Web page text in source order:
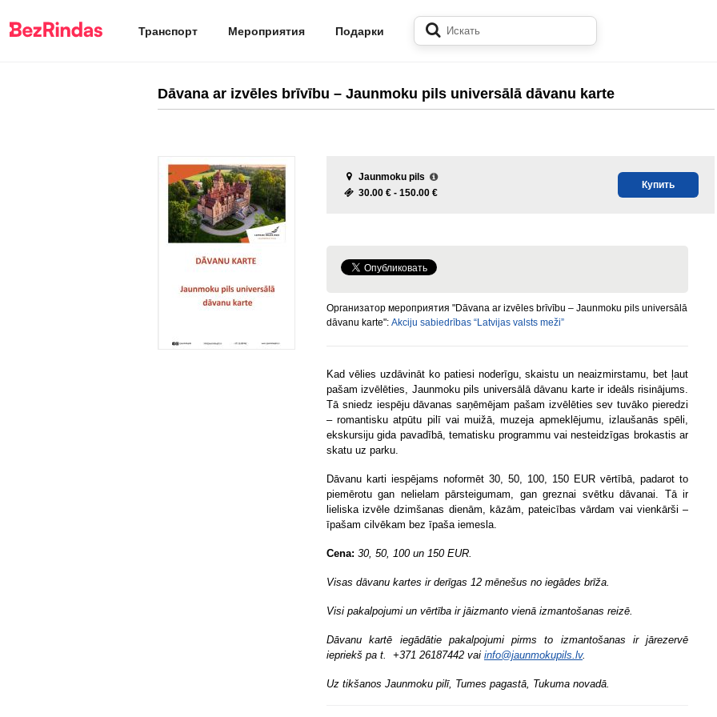
Транспорт Мероприятия Подарки
Dāvana ar izvēles brīvību – Jaunmoku pils universālā dāvanu karte
Jaunmoku pils
30.00 € - 150.00 €
Купить
Организатор мероприятия "Dāvana ar izvēles brīvību – Jaunmoku pils universālā
dāvanu karte": Akciju sabiedrības “Latvijas valsts meži”
Kad vēlies uzdāvināt ko patiesi noderīgu, skaistu un neaizmirstamu, bet ļaut
pašam izvēlēties, Jaunmoku pils universālā dāvanu karte ir ideāls risinājums.
Tā sniedz iespēju dāvanas saņēmējam pašam izvēlēties sev tuvāko pieredzi
– romantisku atpūtu pilī vai muižā, muzeja apmeklējumu, izlaušanās spēli,
ekskursiju gida pavadībā, tematisku programmu vai nesteidzīgas brokastis ar
skatu uz parku.
Dāvanu karti iespējams noformēt 30, 50, 100, 150 EUR vērtībā, padarot to
piemērotu gan nelielam pārsteigumam, gan greznai svētku dāvanai. Tā ir
lieliska izvēle dzimšanas dienām, kāzām, pateicības vārdam vai vienkārši –
īpašam cilvēkam bez īpaša iemesla.
Cena: 30, 50, 100 un 150 EUR.
Visas dāvanu kartes ir derīgas 12 mēnešus no iegādes brīža.
Visi pakalpojumi un vērtība ir jāizmanto vienā izmantošanas reizē.
Dāvanu kartē iegādātie pakalpojumi pirms to izmantošanas ir jārezervē
iepriekš pa t. +371 26187442 vai info@jaunmokupils.lv.
Uz tikšanos Jaunmoku pilī, Tumes pagastā, Tukuma novadā.